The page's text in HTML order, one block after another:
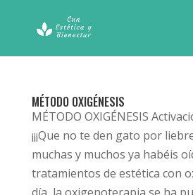
MÉTODO OXIGÉNESIS
MÉTODO OXIGÉNESIS
¡¡¡Que no te den gato por
muchas y muchos ya habéis
tratamientos de estética con